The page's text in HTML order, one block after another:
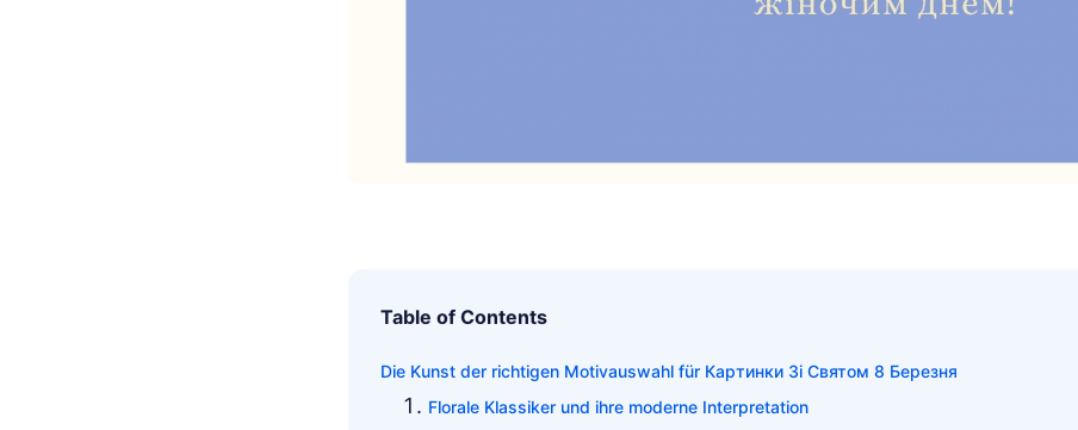
Table of Contents
Die Kunst der richtigen Motivauswahl für Картинки Зі Святом 8 Березня
Florale Klassiker und ihre moderne Interpretation